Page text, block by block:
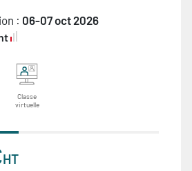
: 06-07 oct 2026
Classe
virtuelle
HT